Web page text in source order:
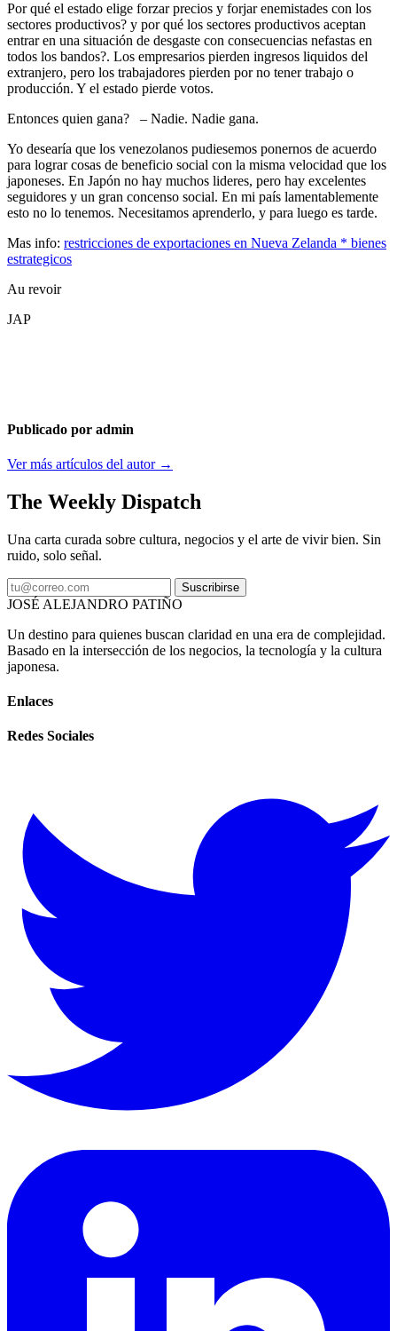
Por qué el estado elige forzar precios y forjar enemistades con los
sectores productivos? y por qué los sectores productivos aceptan
entrar en una situación de desgaste con consecuencias nefastas en
todos los bandos?. Los empresarios pierden ingresos liquidos del
extranjero, pero los trabajadores pierden por no tener trabajo o
producción. Y el estado pierde votos.
Entonces quien gana? – Nadie. Nadie gana.
Yo desearía que los venezolanos pudiesemos ponernos de acuerdo
para lograr cosas de beneficio social con la misma velocidad que los
japoneses. En Japón no hay muchos lideres, pero hay excelentes
seguidores y un gran concenso social. En mi país lamentablemente
esto no lo tenemos. Necesitamos aprenderlo, y para luego es tarde.
Mas info: restricciones de exportaciones en Nueva Zelanda * bienes
estrategicos
Au revoir
JAP
Publicado por admin
Ver más artículos del autor →
The Weekly Dispatch
Una carta curada sobre cultura, negocios y el arte de vivir bien. Sin
ruido, solo señal.
Suscribirse
JOSÉ ALEJANDRO PATIÑO
Un destino para quienes buscan claridad en una era de complejidad.
Basado en la intersección de los negocios, la tecnología y la cultura
japonesa.
Enlaces
Redes Sociales